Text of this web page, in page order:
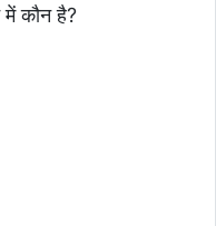
में कौन है?